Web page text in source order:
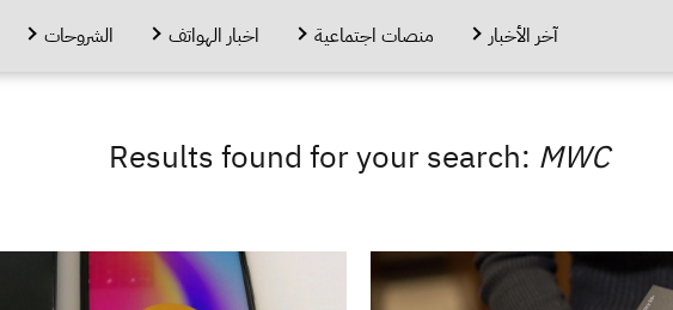
آخر الأخبار منصات اجتماعية اخبار الهواتف الشروحات
Results found for your search: MWC